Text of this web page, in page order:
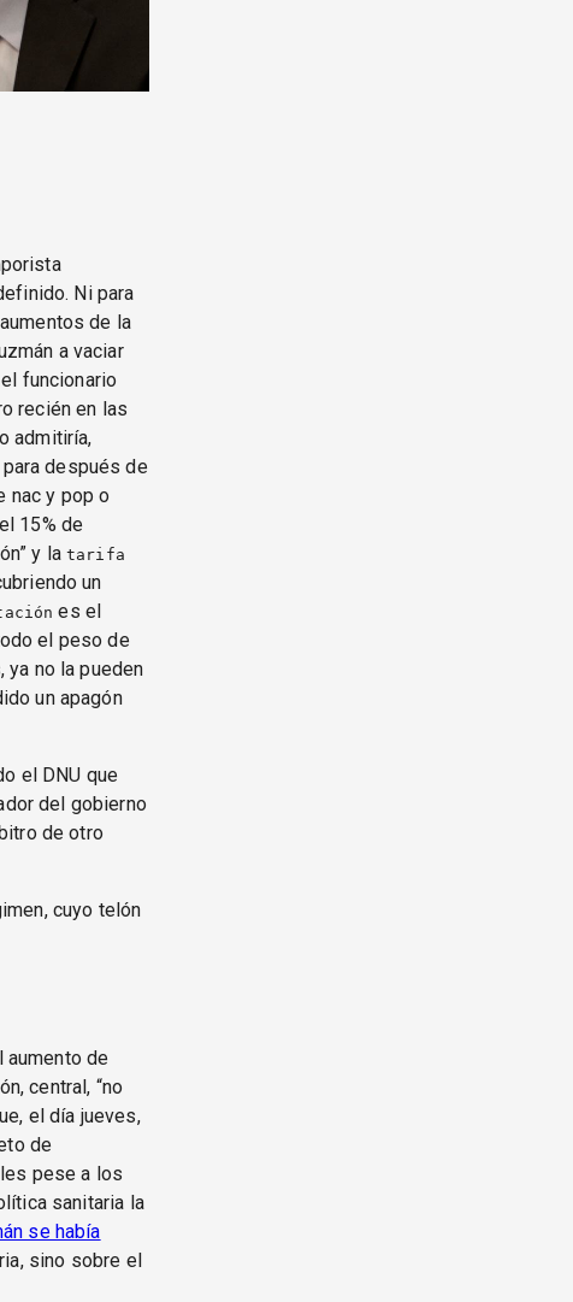
Ni para
de la
a vaciar
funcionario
recién en las
admitiría,
después de
nac y pop o
15% de
y latarifa
un
es el
el peso de
ya no la pueden
un apagón
el DNU que
del gobierno
de otro
cuyo telón
aumento de
central, “no
el día jueves,
de
pese a los
sanitaria la
se había
sino sobre el